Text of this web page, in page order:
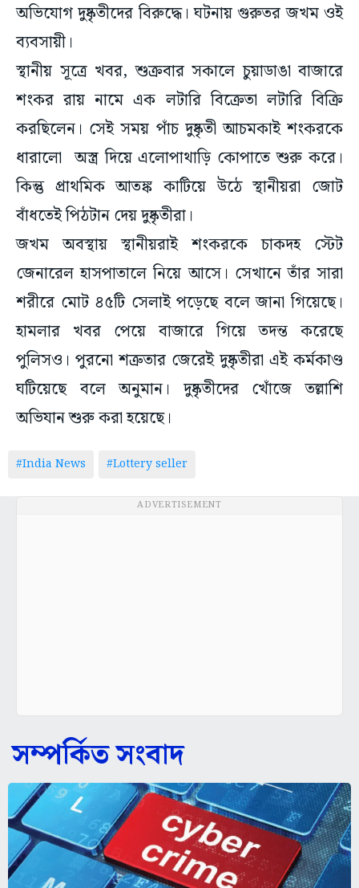
অভিযোগ দুষ্কৃতীদের বিরুদ্ধে। ঘটনায় গুরুতর জখম ওই
ব্যবসায়ী।
স্থানীয় সূত্রে খবর, শুক্রবার সকালে চুয়াডাঙা বাজারে
শংকর রায় নামে এক লটারি বিক্রেতা লটারি বিক্রি
করছিলেন। সেই সময় পাঁচ দুষ্কৃতী আচমকাই শংকরকে
ধারালো অস্ত্র দিয়ে এলোপাথাড়ি কোপাতে শুরু করে।
কিন্তু প্রাথমিক আতঙ্ক কাটিয়ে উঠে স্থানীয়রা জোট
বাঁধতেই পিঠটান দেয় দুষ্কৃতীরা।
জখম অবস্থায় স্থানীয়রাই শংকরকে চাকদহ স্টেট
জেনারেল হাসপাতালে নিয়ে আসে। সেখানে তাঁর সারা
শরীরে মোট ৪৫টি সেলাই পড়েছে বলে জানা গিয়েছে।
হামলার খবর পেয়ে বাজারে গিয়ে তদন্ত করেছে
পুলিসও। পুরনো শত্রুতার জেরেই দুষ্কৃতীরা এই কর্মকাণ্ড
ঘটিয়েছে বলে অনুমান। দুষ্কৃতীদের খোঁজে তল্লাশি
অভিযান শুরু করা হয়েছে।
#India News #Lottery seller
ADVERTISEMENT
সম্পর্কিত সংবাদ